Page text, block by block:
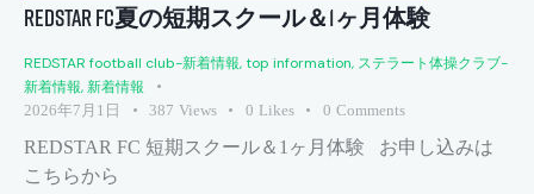
REDSTAR FC夏の短期スクール＆1ヶ月体験
REDSTAR football club-新着情報,top information, ステラート体操クラブ-
新着情報,新着情報
2026年7月1日 387 Views 0 Likes 0 Comments
REDSTAR FC 短期スクール＆1ヶ月体験 お申し込みは
こちらから